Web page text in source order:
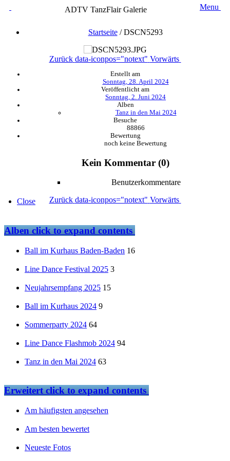
ADTV TanzFlair Galerie Menu
Startseite/DSCN5293
Zurück data-iconpos="notext" Vorwärts
Erstellt am
Sonntag, 28. April 2024
Veröffentlicht am
Sonntag, 2. Juni 2024
Alben
Tanz in den Mai 2024
Besuche
88866
Bewertung
noch keine Bewertung
Kein Kommentar (0)
Benutzerkommentare
Zurück data-iconpos="notext" Vorwärts
Close
Albenclick to expand contents
Ball im Kurhaus Baden-Baden 16
Line Dance Festival 2025 3
Neujahrsempfang 2025 15
Ball im Kurhaus 2024 9
Sommerparty 2024 64
Line Dance Flashmob 2024 94
Tanz in den Mai 2024 63
Erweitertclick to expand contents
Am häufigsten angesehen
Am besten bewertet
Neueste Fotos